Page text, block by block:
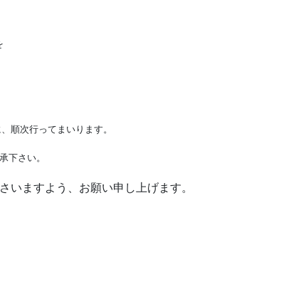
順次行ってまいります。
下さい。
いますよう、お願い申し上げます。